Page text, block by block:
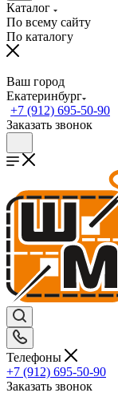
Каталог
По всему сайту
По каталогу
Ваш город
Екатеринбург
+7 (912) 695-50-90
Заказать звонок
Телефоны
+7 (912) 695-50-90
Заказать звонок